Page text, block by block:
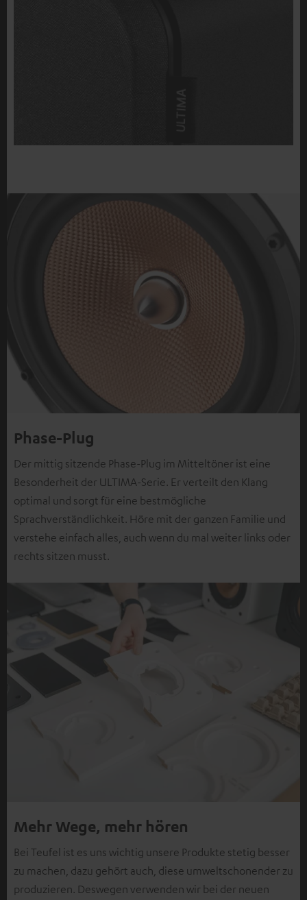
Phase-Plug
Der mittig sitzende Phase-Plug im Mitteltöner ist eine
Besonderheit der ULTIMA-Serie. Er verteilt den Klang
optimal und sorgt für eine bestmögliche
Sprachverständlichkeit. Höre mit der ganzen Familie und
verstehe einfach alles, auch wenn du mal weiter links oder
rechts sitzen musst.
Mehr Wege, mehr hören
Bei Teufel ist es uns wichtig unsere Produkte stetig besser
zu machen, dazu gehört auch, diese umweltschonender zu
produzieren. Deswegen verwenden wir bei der neuen